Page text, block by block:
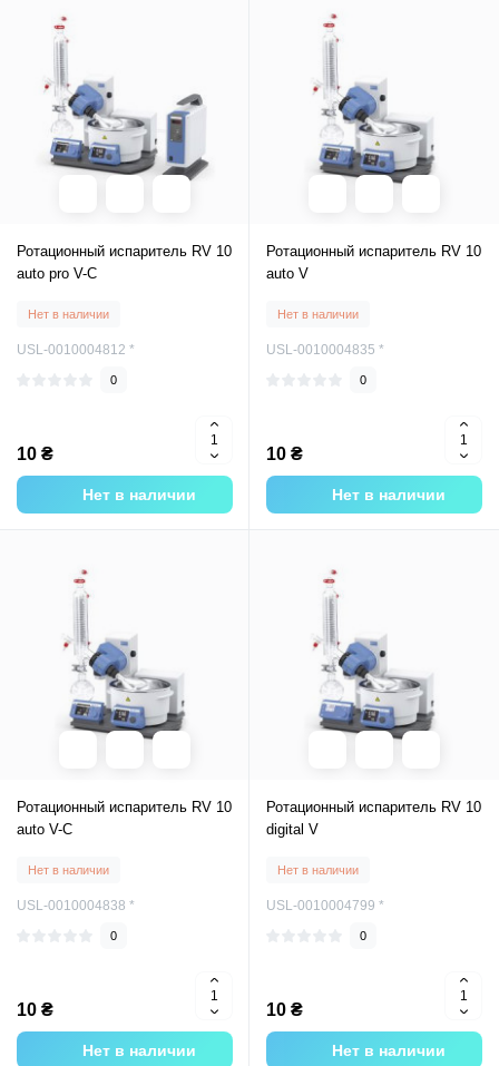
Ротационный испаритель RV 10
auto pro V-C
Нет в наличии
USL-0010004812 *
0
10 ₴
Нет в наличии
Ротационный испаритель RV 10
auto V
Нет в наличии
USL-0010004835 *
0
10 ₴
Нет в наличии
Ротационный испаритель RV 10
auto V-C
Нет в наличии
USL-0010004838 *
0
10 ₴
Нет в наличии
Ротационный испаритель RV 10
digital V
Нет в наличии
USL-0010004799 *
0
10 ₴
Нет в наличии